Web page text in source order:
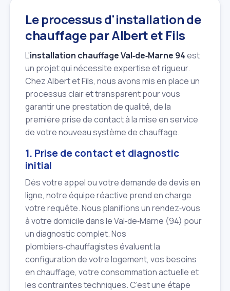
Le processus d'installation de
chauffage par Albert et Fils
L'installation chauffage Val‑de‑Marne 94est
un projet qui nécessite expertise et rigueur.
Chez Albert et Fils, nous avons mis en place un
processus clair et transparent pour vous
garantir une prestation de qualité, de la
première prise de contact à la mise en service
de votre nouveau système de chauffage.
1. Prise de contact et diagnostic
initial
Dès votre appel ou votre demande de devis en
ligne, notre équipe réactive prend en charge
votre requête. Nous planifions un rendez‑vous
à votre domicile dans le Val‑de‑Marne (94) pour
un diagnostic complet. Nos
plombiers‑chauffagistes évaluent la
configuration de votre logement, vos besoins
en chauffage, votre consommation actuelle et
les contraintes techniques. C'est une étape